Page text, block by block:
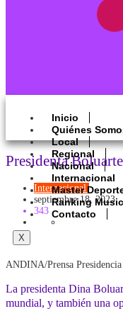
Inicio
Quiénes
Local
Regional
Nacional
Internacional
Master
Ranking
Contacto
X
Presidenta
Internacional Politica
septiembre 18, 2023
343
ANDINA/Prensa Presidencia
La presidenta Dina
mundial, y también una